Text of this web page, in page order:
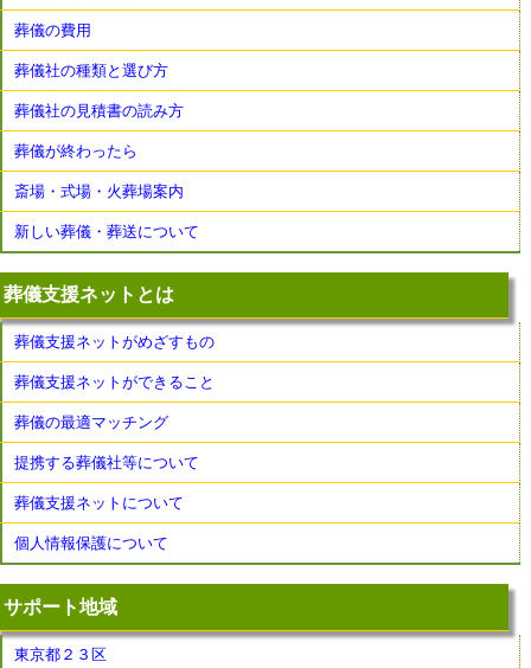
葬儀の費用
葬儀社の種類と選び方
葬儀社の見積書の読み方
葬儀が終わったら
斎場・式場・火葬場案内
新しい葬儀・葬送について
葬儀支援ネットとは
葬儀支援ネットがめざすもの
葬儀支援ネットができること
葬儀の最適マッチング
提携する葬儀社等について
葬儀支援ネットについて
個人情報保護について
サポート地域
東京都２３区